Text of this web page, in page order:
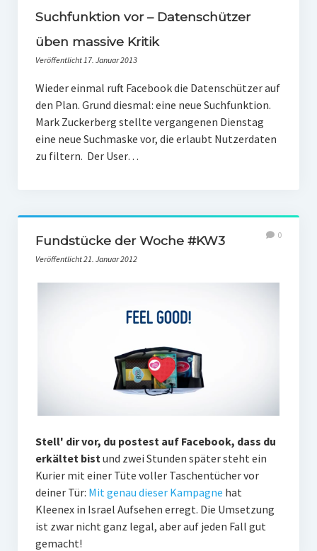
Suchfunktion vor – Datenschützer
üben massive Kritik
Veröffentlicht 17. Januar 2013
Wieder einmal ruft Facebook die Datenschützer auf
den Plan. Grund diesmal: eine neue Suchfunktion.
Mark Zuckerberg stellte vergangenen Dienstag
eine neue Suchmaske vor, die erlaubt Nutzerdaten
zu filtern. Der User…
Fundstücke der Woche #KW3
Veröffentlicht 21. Januar 2012
0
Stell' dir vor, du postest auf Facebook, dass du
erkältet bist und zwei Stunden später steht ein
Kurier mit einer Tüte voller Taschentücher vor
deiner Tür: Mit genau dieser Kampagne hat
Kleenex in Israel Aufsehen erregt. Die Umsetzung
ist zwar nicht ganz legal, aber auf jeden Fall gut
gemacht!